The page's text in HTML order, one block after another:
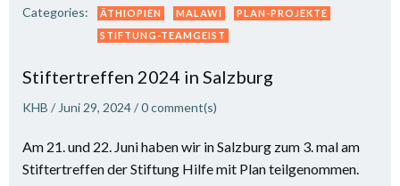
Categories: ÄTHIOPIEN MALAWI
PLAN-PROJEKTE
STIFTUNG-TEAMGEIST
Stiftertreffen 2024 in Salzburg
KHB / Juni 29, 2024/0comment(s)
Am 21. und 22. Juni haben wir in Salzburg zum 3. mal am
Stiftertreffen der Stiftung Hilfe mit Plan teilgenommen.